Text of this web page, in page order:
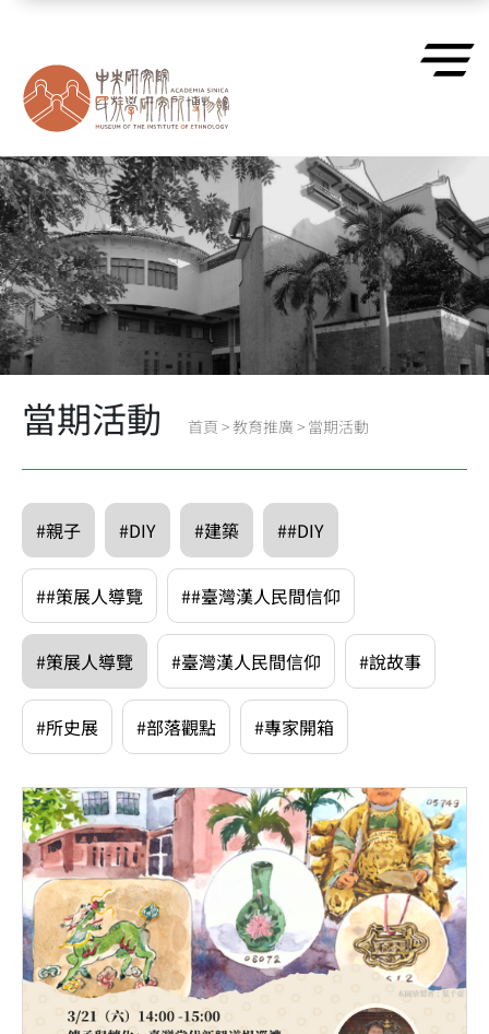
當期活動 首頁 >教育推廣 > 當期活動
#親子 #DIY #建築 ##DIY
##策展人導覽 ##臺灣漢人民間信仰
#策展人導覽 #臺灣漢人民間信仰 #說故事
#所史展 #部落觀點 #專家開箱